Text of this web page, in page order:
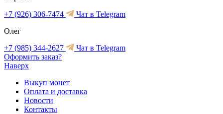
+7 (926) 306-7474
Чат в Telegram
Олег
+7 (985) 344-2627
Чат в Telegram
Оформить заказ?
Наверх
Выкуп монет
Оплата и доставка
Новости
Контакты